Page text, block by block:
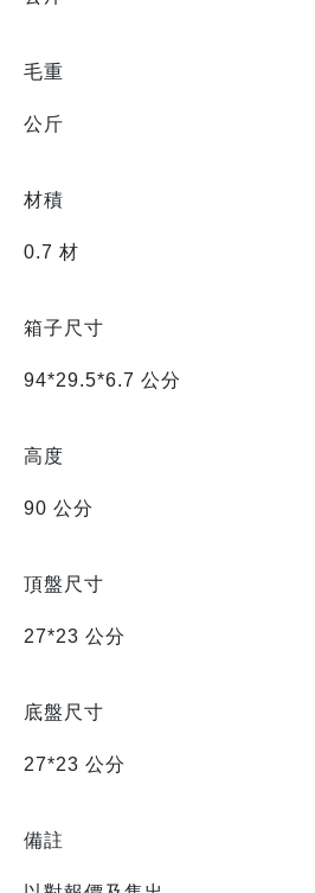
毛重
公斤
材積
0.7 材
箱子尺寸
94*29.5*6.7 公分
高度
90 公分
頂盤尺寸
27*23 公分
底盤尺寸
27*23 公分
備註